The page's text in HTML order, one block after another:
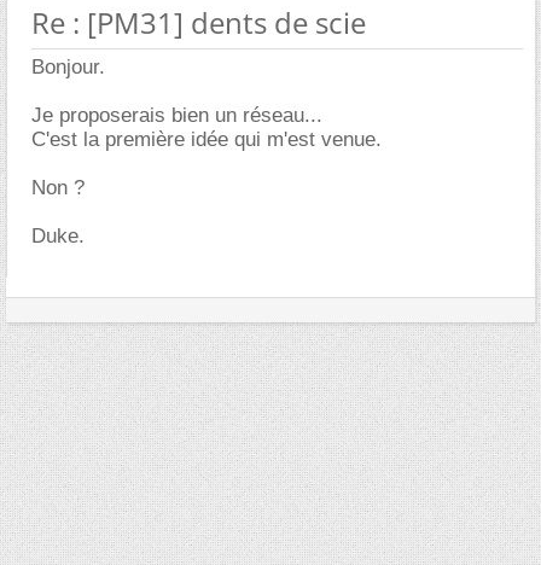
Re : [PM31] dents de scie
Bonjour.
Je proposerais bien un réseau...
C'est la première idée qui m'est venue.
Non ?
Duke.